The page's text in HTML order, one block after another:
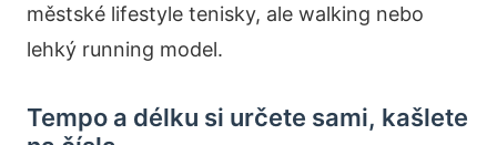
městské lifestyle tenisky, ale walking nebo
lehký running model.
Tempo a délku si určete sami, kašlete